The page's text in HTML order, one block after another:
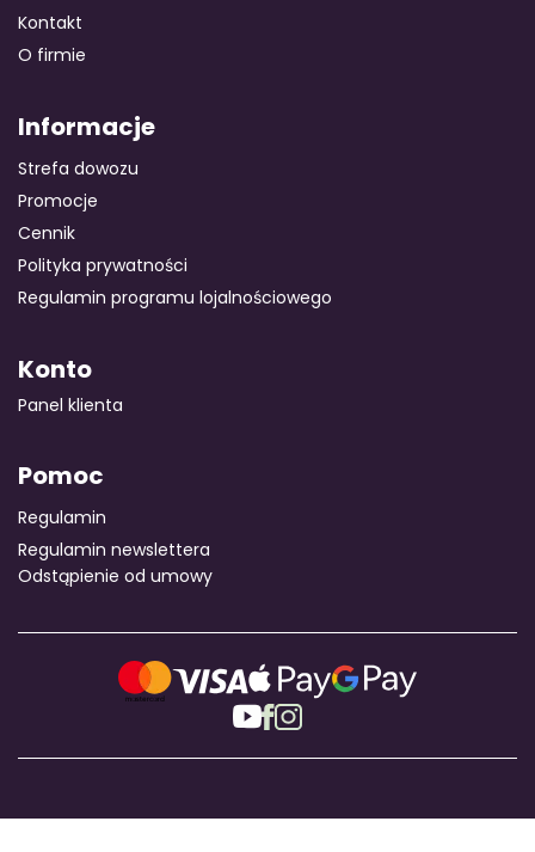
Kontakt
O firmie
Informacje
Strefa dowozu
Promocje
Cennik
Polityka prywatności
Regulamin programu lojalnościowego
Konto
Panel klienta
Pomoc
Regulamin
Regulamin newslettera
Odstąpienie od umowy